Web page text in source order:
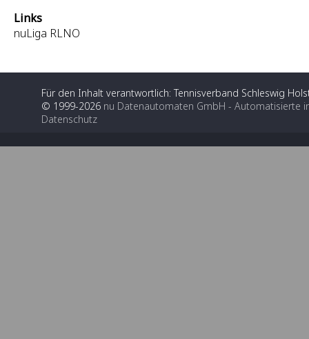
Links
nuLiga RLNO
Für den Inhalt verantwortlich: Tennisverband Schleswig
© 1999-2026 nu Datenautomaten GmbH - Automatisierte
Datenschutz